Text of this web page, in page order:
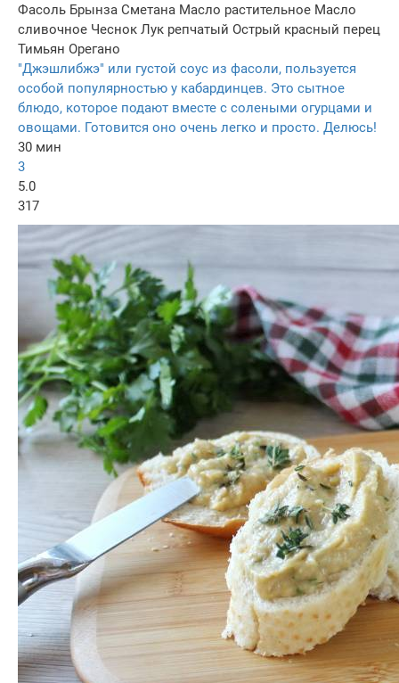
Фасоль Брынза Сметана Масло растительное Масло
сливочное Чеснок Лук репчатый Острый красный перец
Тимьян Орегано
"Джэшлибжэ" или густой соус из фасоли, пользуется
особой популярностью у кабардинцев. Это сытное
блюдо, которое подают вместе с солеными огурцами и
овощами. Готовится оно очень легко и просто. Делюсь!
30 мин
3
5.0
317